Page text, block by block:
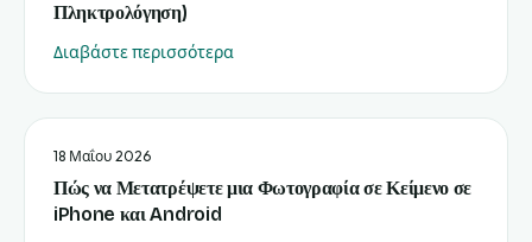
Πληκτρολόγηση)
Διαβάστε περισσότερα
18 Μαΐου 2026
Πώς να Μετατρέψετε μια Φωτογραφία σε Κείμενο σε
iPhone και Android